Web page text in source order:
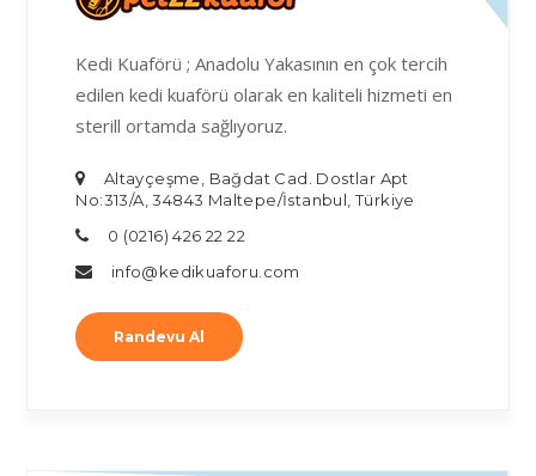
Kedi Kuaförü ; Anadolu Yakasının en çok tercih
edilen kedi kuaförü olarak en kaliteli hizmeti en
sterill ortamda sağlıyoruz.
Altayçeşme, Bağdat Cad. Dostlar Apt
No:313/A, 34843 Maltepe/İstanbul, Türkiye
0 (0216) 426 22 22
info@kedikuaforu.com
Randevu Al